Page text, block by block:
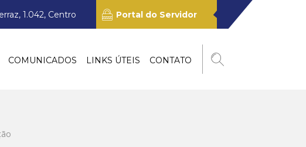
1.042, Centro Portal do Servidor
COMUNICADOS LINKS ÚTEIS CONTATO